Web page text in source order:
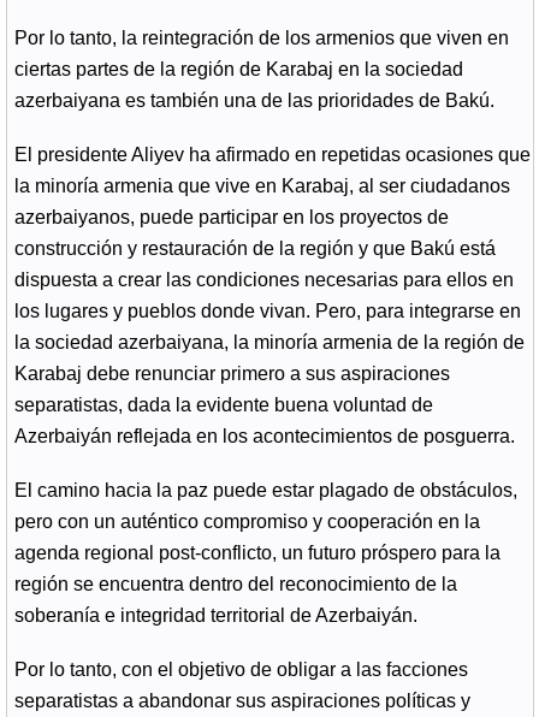
Por lo tanto, la reintegración de los armenios que viven en
ciertas partes de la región de Karabaj en la sociedad
azerbaiyana es también una de las prioridades de Bakú.
El presidente Aliyev ha afirmado en repetidas ocasiones que
la minoría armenia que vive en Karabaj, al ser ciudadanos
azerbaiyanos, puede participar en los proyectos de
construcción y restauración de la región y que Bakú está
dispuesta a crear las condiciones necesarias para ellos en
los lugares y pueblos donde vivan. Pero, para integrarse en
la sociedad azerbaiyana, la minoría armenia de la región de
Karabaj debe renunciar primero a sus aspiraciones
separatistas, dada la evidente buena voluntad de
Azerbaiyán reflejada en los acontecimientos de posguerra.
El camino hacia la paz puede estar plagado de obstáculos,
pero con un auténtico compromiso y cooperación en la
agenda regional post-conflicto, un futuro próspero para la
región se encuentra dentro del reconocimiento de la
soberanía e integridad territorial de Azerbaiyán.
Por lo tanto, con el objetivo de obligar a las facciones
separatistas a abandonar sus aspiraciones políticas y